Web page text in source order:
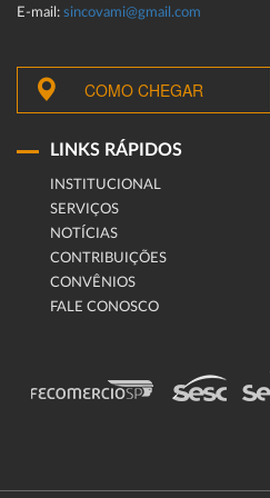
E-mail: sincovami@gmail.com
COMO CHEGAR
LINKS RÁPIDOS
INSTITUCIONAL
SERVIÇOS
NOTÍCIAS
CONTRIBUIÇÕES
CONVÊNIOS
FALE CONOSCO